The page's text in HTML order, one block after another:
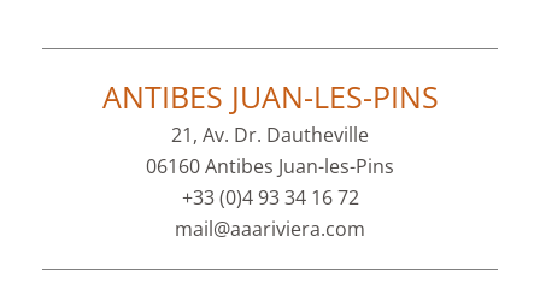
ANTIBES JUAN-LES-PINS
21, Av. Dr. Dautheville
06160 Antibes Juan-les-Pins
+33 (0)4 93 34 16 72
mail@aaariviera.com